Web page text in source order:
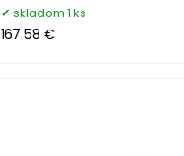
skladom 1 ks
167.58 €